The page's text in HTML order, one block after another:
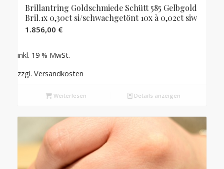
Brillantring Goldschmiede Schütt 585 Gelbgold
Bril.1x 0,30ct si/schwachgetönt 10x à 0,02ct siw
1.856,00 €
inkl. 19 % MwSt.
zzgl. Versandkosten
Weiterlesen Details anzeigen